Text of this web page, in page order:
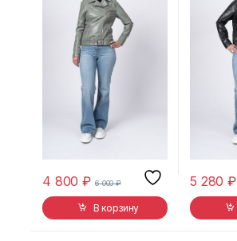
4 800₽ 6 000₽
В корзину
5 280₽